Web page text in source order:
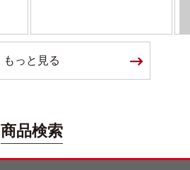
もっと見る
商品検索